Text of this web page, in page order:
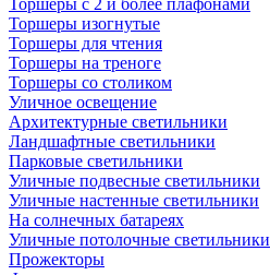
Торшеры с 2 и более плафонами
Торшеры изогнутые
Торшеры для чтения
Торшеры на треноге
Торшеры со столиком
Уличное освещение
Архитектурные светильники
Ландшафтные светильники
Парковые светильники
Уличные подвесные светильники
Уличные настенные светильники
На солнечных батареях
Уличные потолочные светильники
Прожекторы